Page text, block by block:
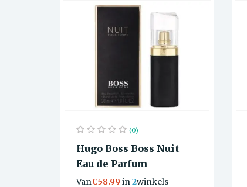
(0)
Hugo Boss Boss Nuit
Eau de Parfum
Van€58.99in2winkels